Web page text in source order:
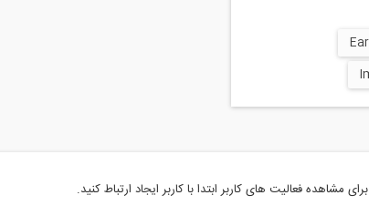
برای مشاهده فعالیت های کاربر ابتدا با کاربر ایجاد ارتباط کنید.